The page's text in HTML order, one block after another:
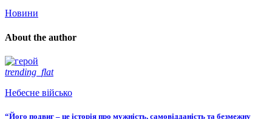
Новини
About the author
trending_flat
Небесне військо
“Його подвиг – це історія про мужність, самовідданість та безмежну